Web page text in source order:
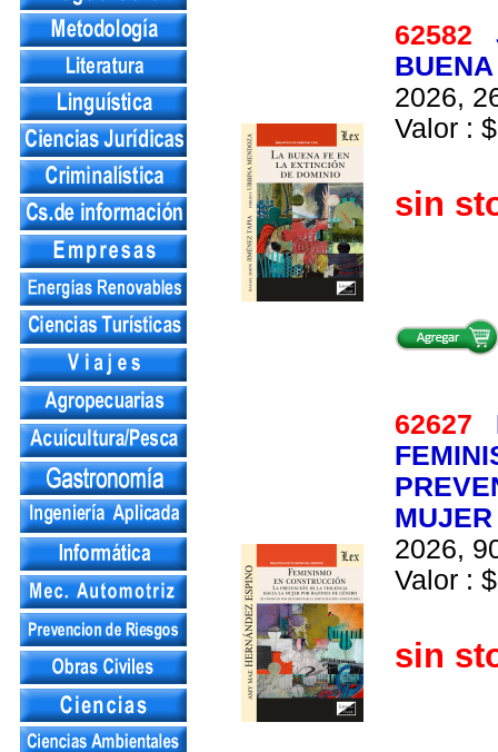
62582
2026,
Valor :
sin
62627
2026,
Valor :
sin